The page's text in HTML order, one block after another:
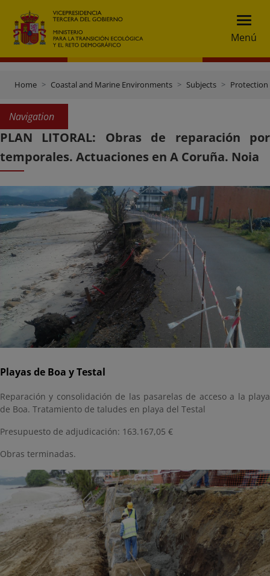
Menú
Home Coastal and Marine Environments Subjects
Navigation
PLAN LITORAL: Obras de reparación por
temporales. Actuaciones en A Coruña. Noia
Playas de Boa y Testal
Reparación y consolidación de las pasarelas de acceso a la playa
de Boa. Tratamiento de taludes en playa del Testal
Presupuesto de adjudicación: 163.167,05 €
Obras terminadas.